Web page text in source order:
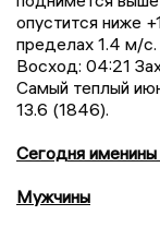
опустится ниже
пределах 1.4 м/с.
Восход: 04:21
Самый теплый
13.6 (1846).
Сегодня
Мужчины